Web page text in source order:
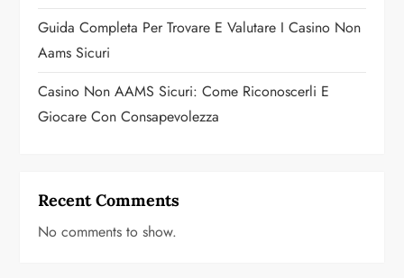
Guida Completa Per Trovare E Valutare I Casino Non
Aams Sicuri
Casino Non AAMS Sicuri: Come Riconoscerli E
Giocare Con Consapevolezza
Recent Comments
No comments to show.